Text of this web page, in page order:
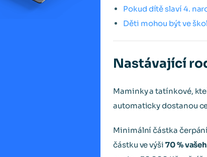
Pokud dítě slaví 4.
Děti mohou být ve
Nastávající
Maminky a tatínkové,
automaticky dostanou
Minimální částka
částku ve výši 70 %